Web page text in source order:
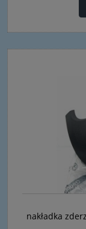
nakładka